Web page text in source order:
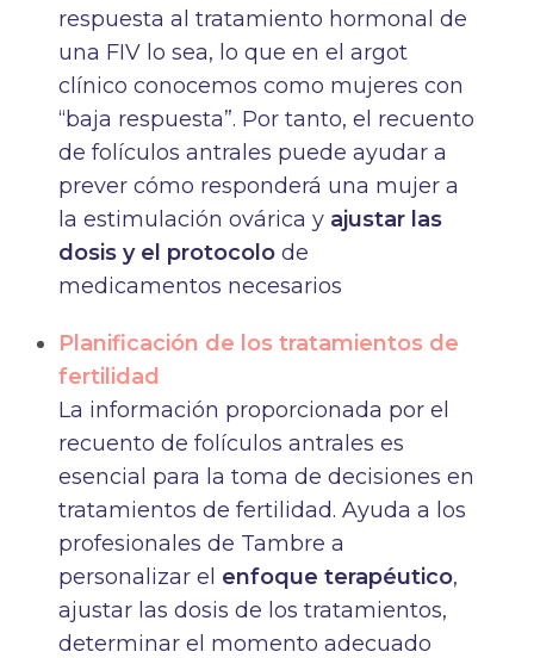
respuesta al tratamiento hormonal de
una FIV lo sea, lo que en el argot
clínico conocemos como mujeres con
“baja respuesta”. Por tanto, el recuento
de folículos antrales puede ayudar a
prever cómo responderá una mujer a
la estimulación ovárica y ajustar las
dosis y el protocolo de
medicamentos necesarios
Planificación de los tratamientos de
fertilidad
La información proporcionada por el
recuento de folículos antrales es
esencial para la toma de decisiones en
tratamientos de fertilidad. Ayuda a los
profesionales de Tambre a
personalizar el enfoque terapéutico,
ajustar las dosis de los tratamientos,
determinar el momento adecuado